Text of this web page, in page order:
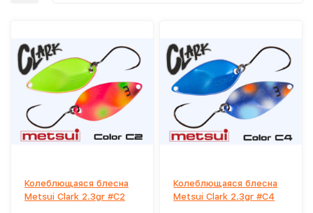
Колеблющаяся блесна
Metsui Clark 2.3gr #C2
Колеблющаяся блесна
Metsui Clark 2.3gr #C4